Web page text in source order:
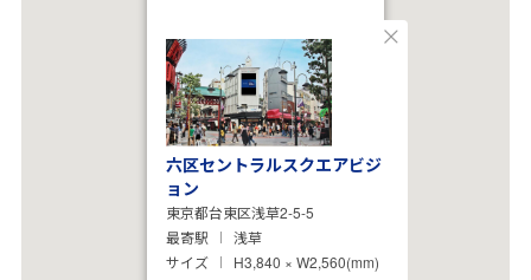
六区セントラルスクエアビジ
ョン
東京都台東区浅草2-5-5
最寄駅
浅草
サイズ
H3,840 × W2,560(mm)